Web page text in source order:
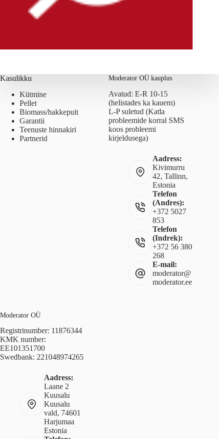
Kasulikku
Kütmine
Pellet
Biomass/hakkepuit
Garantii
Teenuste hinnakiri
Partnerid
Moderator OÜ kauplus
Avatud: E-R 10-15
(helistades ka kauem)
L-P suletud (Katla
probleemide korral SMS
koos probleemi
kirjeldusega)
Aadress:
Kivimurru
42, Tallinn,
Estonia
Telefon
(Andres):
+372 5027
853
Telefon
(Indrek):
+372 56 380
268
E-mail:
moderator@
moderator.ee
Moderator OÜ
Registrinumber: 11876344
KMK number:
EE101351700
Swedbank: 221048974265
Aadress:
Laane 2
Kuusalu
Kuusalu
vald, 74601
Harjumaa
Estonia